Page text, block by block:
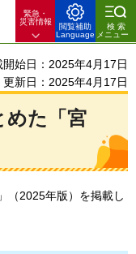
緊急・
災害情報
閲覧補助
Language
検索
メニュー
開始日：2025年4月17日
更新日：2025年4月17日
めた「宮
（2025年版）を掲載し